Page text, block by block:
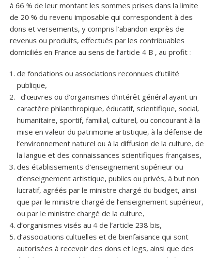
à 66 % de leur montant les sommes prises dans la limite
de 20 % du revenu imposable qui correspondent à des
dons et versements, y compris l’abandon exprès de
revenus ou produits, effectués par les contribuables
domiciliés en France au sens de l’article 4 B , au profit :
de fondations ou associations reconnues d’utilité
publique,
d’œuvres ou d’organismes d’intérêt général ayant un
caractère philanthropique, éducatif, scientifique, social,
humanitaire, sportif, familial, culturel, ou concourant à la
mise en valeur du patrimoine artistique, à la défense de
l’environnement naturel ou à la diffusion de la culture, de
la langue et des connaissances scientifiques françaises,
des établissements d’enseignement supérieur ou
d’enseignement artistique, publics ou privés, à but non
lucratif, agréés par le ministre chargé du budget, ainsi
que par le ministre chargé de l’enseignement supérieur,
ou par le ministre chargé de la culture,
d’organismes visés au 4 de l’article 238 bis,
d’associations cultuelles et de bienfaisance qui sont
autorisées à recevoir des dons et legs, ainsi que des